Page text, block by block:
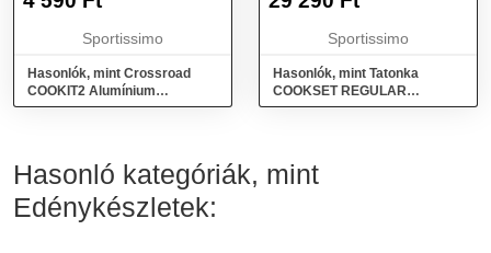
Sportissimo
Hasonlók, mint Crossroad
COOKIT2 Alumínium
edénykészlet, fekete, méret
Sportissimo
Hasonlók, mint Tatonka
COOKSET REGULAR
Edénykészlet, ezüst, méret
Hasonló kategóriák, mint
Edénykészletek: